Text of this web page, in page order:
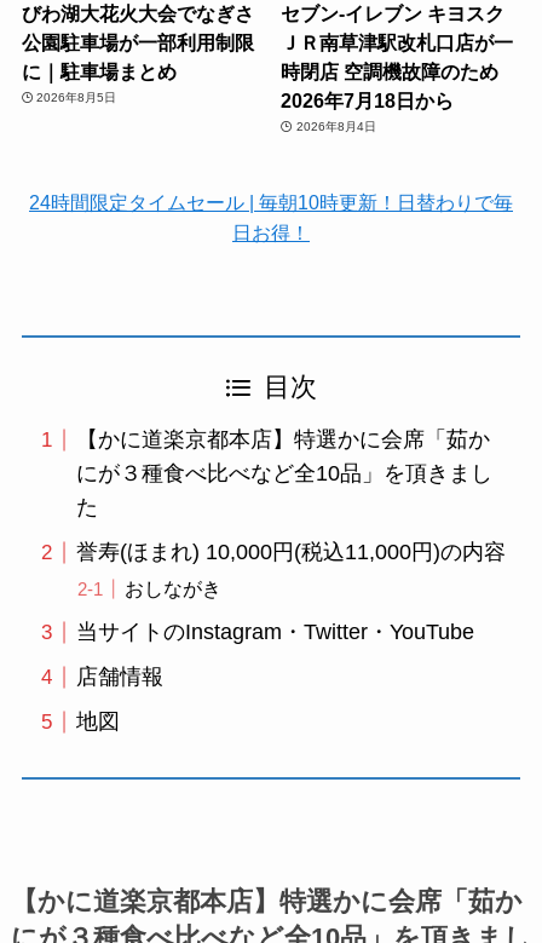
びわ湖大花火大会でなぎさ
公園駐車場が一部利用制限
に｜駐車場まとめ
2026年8月5日
セブン-イレブン キヨスク
ＪＲ南草津駅改札口店が一
時閉店 空調機故障のため
2026年7月18日から
2026年8月4日
24時間限定タイムセール | 毎朝10時更新！日替わりで毎
日お得！
目次
【かに道楽京都本店】特選かに会席「茹か
にが３種食べ比べなど全10品」を頂きまし
た
誉寿(ほまれ) 10,000円(税込11,000円)の内容
おしながき
当サイトのInstagram・Twitter・YouTube
店舗情報
地図
【かに道楽京都本店】特選かに会席「茹か